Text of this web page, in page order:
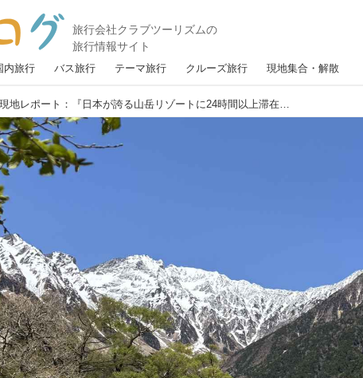
内旅行 バス旅行 テーマ旅行 クルーズ旅行 現地集合・解散
現地レポート：『日本が誇る山岳リゾートに24時間以上滞在 奥上高地ハイキング ２日間』絶景ハイキングツアーに行ってきました！＜ハイキング・ウォーキングの旅＞